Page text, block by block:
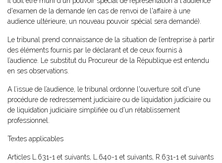
d'examen de la demande (en cas de renvoi de l'affaire à une
audience ultérieure, un nouveau pouvoir spécial sera demandé).
Le tribunal prend connaissance de la situation de l’entreprise à partir
des éléments fournis par le déclarant et de ceux fournis à
l’audience. Le substitut du Procureur de la République est entendu
en ses observations.
A l’issue de l’audience, le tribunal ordonne l'ouverture soit d'une
procédure de redressement judiciaire ou de liquidation judiciaire ou
de liquidation judiciaire simplifiée ou d'un rétablissement
professionnel.
Textes applicables
Articles L.631-1 et suivants, L.640-1 et suivants, R.631-1 et suivants